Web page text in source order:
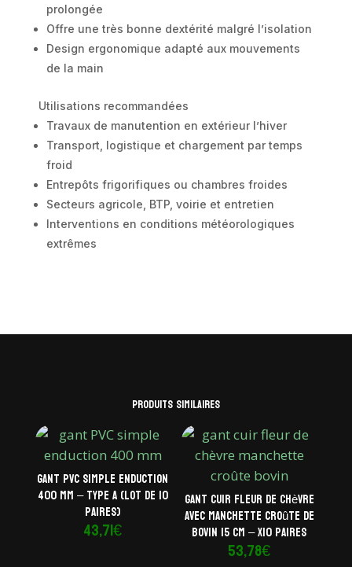
prolongée
Offre une très bonne dextérité malgré l’isolation
Design ergonomique adapté aux mouvements
de la main
Utilisations recommandées
Travaux de manutention en extérieur l’hiver
Transport, logistique et chargement par temps
froid
Entrepôts frigorifiques ou chambres froides
Secteurs agricole, BTP, voirie et entretien
Interventions en conditions météorologiques
extrêmes
Produits similaires
Gant PVC simple enduction
400 mm – Type A (lot de 10
paires)
43,71€
Gant cuir fleur de chèvre
avec manchette croûte de
bovin 15 cm – x10 paires
53,78€